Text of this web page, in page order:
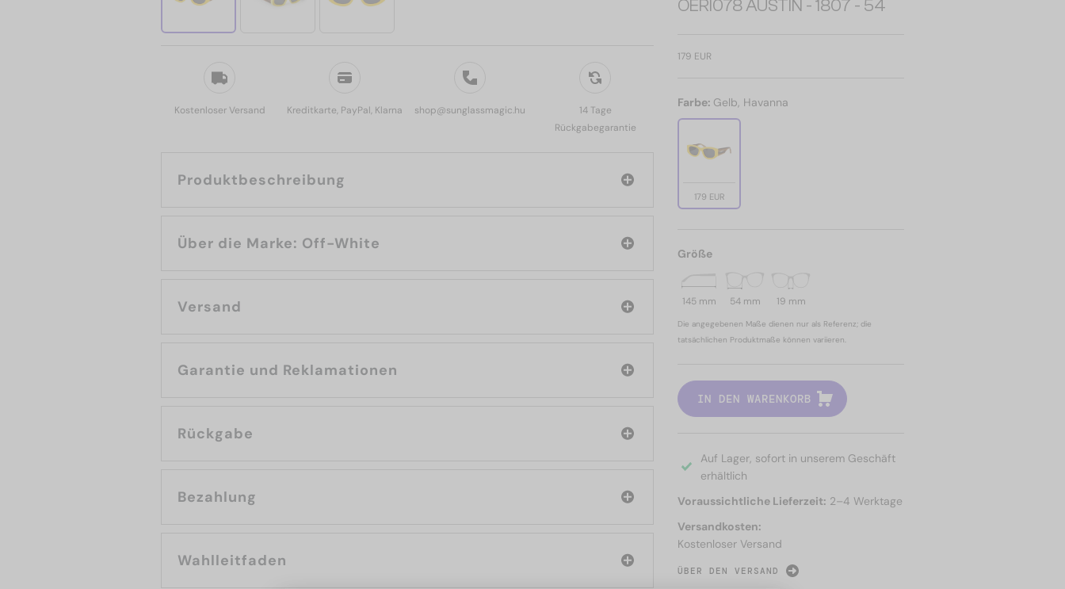
Kostenloser Versand Kreditkarte, PayPal, Klarna shop@sunglassmagic.hu
14 Tage
Rückgabegarantie
Produktbeschreibung
Über die Marke: Off-White
Versand
Garantie und Reklamationen
Rückgabe
Bezahlung
Wahlleitfaden
OERI078 AUSTIN - 1807 - 54
179 EUR
Farbe: Gelb, Havanna
179 EUR
Größe
145 mm 54 mm 19 mm
Die angegebenen Maße dienen nur als Referenz; die
tatsächlichen Produktmaße können variieren.
IN DEN WARENKORB
Auf Lager, sofort in unserem Geschäft
erhältlich
Voraussichtliche Lieferzeit: 2–4 Werktage
Versandkosten:
Kostenloser Versand
ÜBER DEN VERSAND